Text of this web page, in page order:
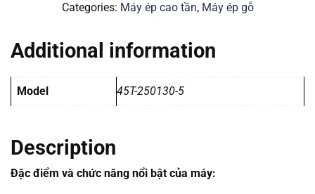
Categories: Máy ép cao tần, Máy ép gỗ
Description
Đặc điểm và chức năng nổi bật của máy:
Additional information
Model 45T-250130-5